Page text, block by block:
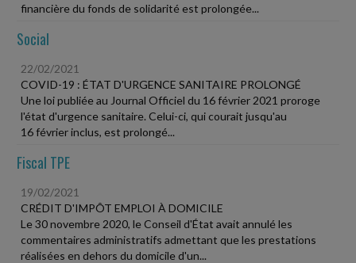
financière du fonds de solidarité est prolongée...
Social
22/02/2021
COVID-19 : ÉTAT D'URGENCE SANITAIRE PROLONGÉ
Une loi publiée au Journal Officiel du 16 février 2021 proroge
l'état d'urgence sanitaire. Celui-ci, qui courait jusqu'au
16 février inclus, est prolongé...
Fiscal TPE
19/02/2021
CRÉDIT D'IMPÔT EMPLOI À DOMICILE
Le 30 novembre 2020, le Conseil d'État avait annulé les
commentaires administratifs admettant que les prestations
réalisées en dehors du domicile d'un...